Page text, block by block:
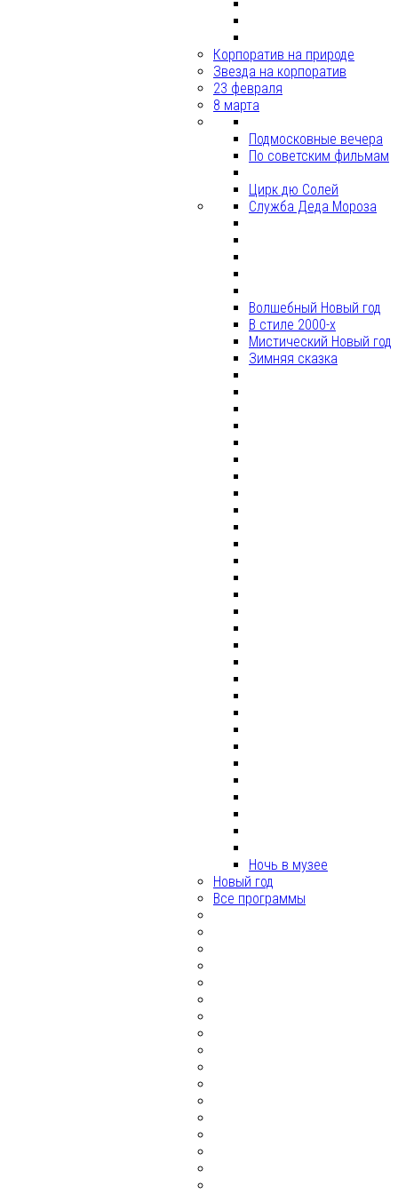
Корпоратив на природе
Звезда на корпоратив
23 февраля
8 марта
Подмосковные вечера
По советским фильмам
Цирк дю Солей
Служба Деда Мороза
Волшебный Новый год
В стиле 2000-х
Мистический Новый год
Зимняя сказка
Ночь в музее
Новый год
Все программы